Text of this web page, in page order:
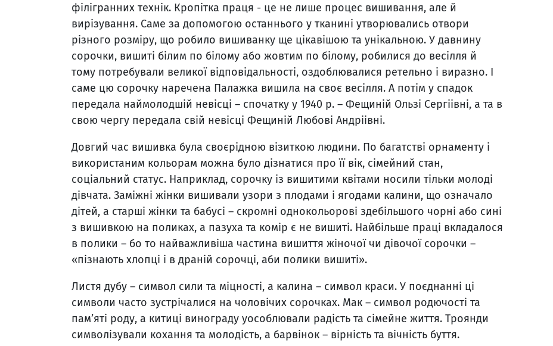
філігранних технік. Кропітка праця - це не лише процес вишивання, але й
вирізування. Саме за допомогою останнього у тканині утворювались отвори
різного розміру, що робило вишиванку ще цікавішою та унікальною. У давнину
сорочки, вишиті білим по білому або жовтим по білому, робилися до весілля й
тому потребували великої відповідальності, оздоблювалися ретельно і виразно. І
саме цю сорочку наречена Палажка вишила на своє весілля. А потім у спадок
передала наймолодшій невісці – спочатку у 1940 р. – Фещиній Ользі Сергіівні, а та в
свою чергу передала свій невісці Фещиній Любові Андріівні.
Довгий час вишивка була своєрідною візиткою людини. По багатстві орнаменту і
використаним кольорам можна було дізнатися про її вік, сімейний стан,
соціальний статус. Наприклад, сорочку із вишитими квітами носили тільки молоді
дівчата. Заміжні жінки вишивали узори з плодами і ягодами калини, що означало
дітей, а старші жінки та бабусі – скромні однокольорові здебільшого чорні або сині
з вишивкою на поликах, а пазуха та комір є не вишиті. Найбільше праці вкладалося
в полики – бо то найважливіша частина вишиття жіночої чи дівочої сорочки –
«пізнають хлопці і в драній сорочці, аби полики вишиті».
Листя дубу – символ сили та міцності, а калина – символ краси. У поєднанні ці
символи часто зустрічалися на чоловічих сорочках. Мак – символ родючості та
пам’яті роду, а китиці винограду уособлювали радість та сімейне життя. Троянди
символізували кохання та молодість, а барвінок – вірність та вічність буття.